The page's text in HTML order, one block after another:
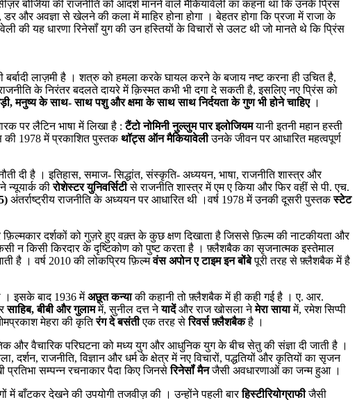
बोर्जिया की राजनीति को आदर्श मानने वाले मैकियावेली का कहना था कि उनके प्रिंस
और अवज्ञा से खेलने की कला में माहिर होना होगा । बेहतर होगा कि प्रजा में राजा के
की यह धारणा रिनेसॉं युग की उन हस्तियों के विचारों से उलट थी जो मानते थे कि प्रिंस
लाज़मी है । शत्रु को हमला करके घायल करने के बजाय नष्ट करना ही उचित है,
के निरंतर बदलते दायरे में क़िस्मत कभी भी दगा दे सकती है, इसलिए नए प्रिंस को
मनुष्य के साथ- साथ पशु और क्षमा के साथ साथ निर्दयता के गुण भी होने चाहिए ।
पर लैटिन भाषा में लिखा है :टैंटो नोमिनी नुल्लुम पार इलोजियमयानी इतनी महान हस्ती
की 1978 में प्रकाशित पुस्तकथॉट्स ऑन मैकियावेलीउनके जीवन पर आधारित महत्वपूर्ण
दी है । इतिहास, समाज- सिद्धांत, संस्कृति- अध्ययन, भाषा, राजनीति शास्त्र और
न्यूयार्क कीरोशेस्टर युनिवर्सिटीसे राजनीति शास्त्र में एम ए किया और फिर वहीं से पी. एच.
अंतर्राष्ट्रीय राजनीति के अध्ययन पर आधारित थी ।वर्ष 1978 में उनकी दूसरी पुस्तकस्टेट
दर्शकों को गुज़रे हुए वक़्त के कुछ क्षण दिखाता है जिससे फ़िल्म की नाटकीयता और
न किसी किरदार के दृष्टिकोण को पुष्ट करता है । फ़्लैशबैक का सृजनात्मक इस्तेमाल
है । वर्ष 2010 की लोकप्रिय फ़िल्मवंस अपोन ए टाइम इन बोंबेपूरी तरह से फ़्लैशबैक में है
। इसके बाद 1936 मेंअछूत कन्याकी कहानी तो फ़्लैशबैक में ही कही गई है । ए. आर.
साहिब, बीबी और गुलाममें, सुनील दत्त नेयादेंऔर राज खोसला नेमेरा सायामें, रमेश सिप्पी
मेहरा की कृतिरंग दे बसंतीएक तरह सेरिवर्स फ़्लैशबैकहै ।
और वैचारिक परिघटना को मध्य युग और आधुनिक युग के बीच सेतु की संज्ञा दी जाती है ।
राजनीति, विज्ञान और धर्म के क्षेत्र में नए विचारों, पद्धतियों और कृतियों का सृजन
प्रतिभा सम्पन्न रचनाकार पैदा किए जिनसेरिनेसॉं मैनजैसी अवधारणाओं का जन्म हुआ ।
में बाँटकर देखने की उपयोगी तजवीज़ की । उन्होंने पहली बारहिस्टीरियोग्राफीजैसी